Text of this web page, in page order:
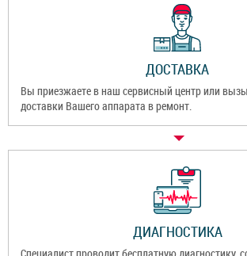
ДОСТАВКА
Вы приезжаете в наш сервисный центр или
доставки Вашего аппарата в ремонт.
ДИАГНОСТИКА